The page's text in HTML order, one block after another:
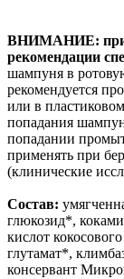
ВНИМАНИЕ:
рекомендации
шампуня в
рекомендуется
или в
попадания
попадании
применять при
(клинические
Состав:
глюкозид*,
кислот
глутамат*,
консервант